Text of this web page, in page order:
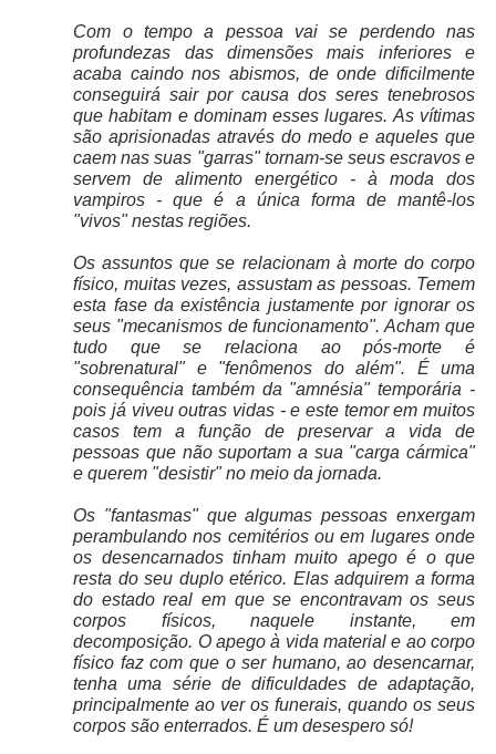
Com o tempo a pessoa vai se perdendo nas
profundezas das dimensões mais inferiores e
acaba caindo nos abismos, de onde dificilmente
conseguirá sair por causa dos seres tenebrosos
que habitam e dominam esses lugares. As vítimas
são aprisionadas através do medo e aqueles que
caem nas suas "garras" tornam-se seus escravos e
servem de alimento energético - à moda dos
vampiros - que é a única forma de mantê-los
"vivos" nestas regiões.
Os assuntos que se relacionam à morte do corpo
físico, muitas vezes, assustam as pessoas. Temem
esta fase da existência justamente por ignorar os
seus "mecanismos de funcionamento". Acham que
tudo que se relaciona ao pós-morte é
"sobrenatural" e "fenômenos do além". É uma
consequência também da "amnésia" temporária -
pois já viveu outras vidas - e este temor em muitos
casos tem a função de preservar a vida de
pessoas que não suportam a sua "carga cármica"
e querem "desistir" no meio da jornada.
Os "fantasmas" que algumas pessoas enxergam
perambulando nos cemitérios ou em lugares onde
os desencarnados tinham muito apego é o que
resta do seu duplo etérico. Elas adquirem a forma
do estado real em que se encontravam os seus
corpos físicos, naquele instante, em
decomposição. O apego à vida material e ao corpo
físico faz com que o ser humano, ao desencarnar,
tenha uma série de dificuldades de adaptação,
principalmente ao ver os funerais, quando os seus
corpos são enterrados. É um desespero só!